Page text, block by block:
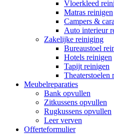
Vloerkleed
Matras reinigen
Campers &
Auto interieur
Zakelijke reiniging
Bureaustoel
Hotels reinigen
Tapijt reinigen
Theaterstoelen
Meubelreparaties
Bank opvullen
Zitkussens opvullen
Rugkussens opvullen
Leer verven
Offerteformulier